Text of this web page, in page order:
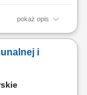
pokaż opis
zgodnie z
wykładzinyi